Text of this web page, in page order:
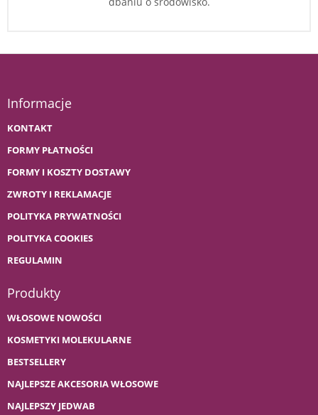
Informacje
KONTAKT
FORMY PŁATNOŚCI
FORMY I KOSZTY DOSTAWY
ZWROTY I REKLAMACJE
POLITYKA PRYWATNOŚCI
POLITYKA COOKIES
REGULAMIN
Produkty
WŁOSOWE NOWOŚCI
KOSMETYKI MOLEKULARNE
BESTSELLERY
NAJLEPSZE AKCESORIA WŁOSOWE
NAJLEPSZY JEDWAB